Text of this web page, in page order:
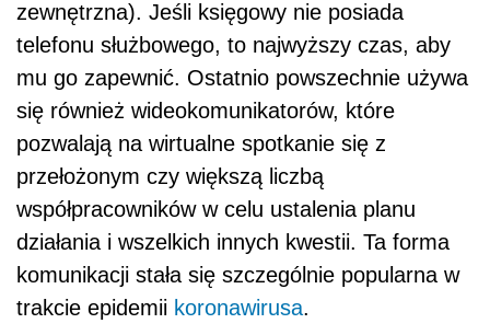
zewnętrzna). Jeśli księgowy nie posiada
telefonu służbowego, to najwyższy czas, aby
mu go zapewnić. Ostatnio powszechnie używa
się również wideokomunikatorów, które
pozwalają na wirtualne spotkanie się z
przełożonym czy większą liczbą
współpracowników w celu ustalenia planu
działania i wszelkich innych kwestii. Ta forma
komunikacji stała się szczególnie popularna w
trakcie epidemii koronawirusa.